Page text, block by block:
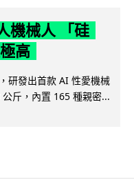
機械人 「硅
高
研發出首款 AI 性愛機械
斤，內置 165 種親密...